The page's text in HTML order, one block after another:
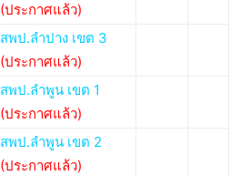
(ประกาศแล้ว)
สพป.ลำปาง เขต 3
(ประกาศแล้ว)
สพป.ลำพูน เขต 1
(ประกาศแล้ว)
สพป.ลำพูน เขต 2
(ประกาศแล้ว)